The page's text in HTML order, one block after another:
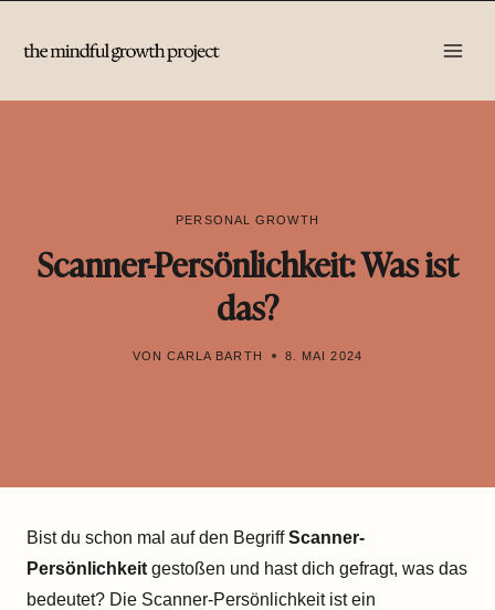
Inhalt
PERSONAL GROWTH
Scanner-Persönlichkeit: Was ist
das?
VON CARLA BARTH 8. MAI 2024
Bist du schon mal auf den BegriffScanner-
Persönlichkeit gestoßen und hast dich gefragt, was das
bedeutet? Die Scanner-Persönlichkeit ist ein